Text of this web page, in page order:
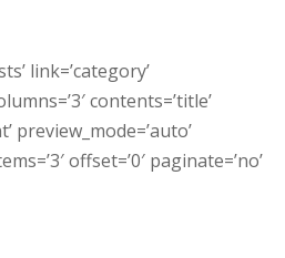
link=’category’
contents=’title’
preview_mode=’auto’
offset=’0′ paginate=’no’